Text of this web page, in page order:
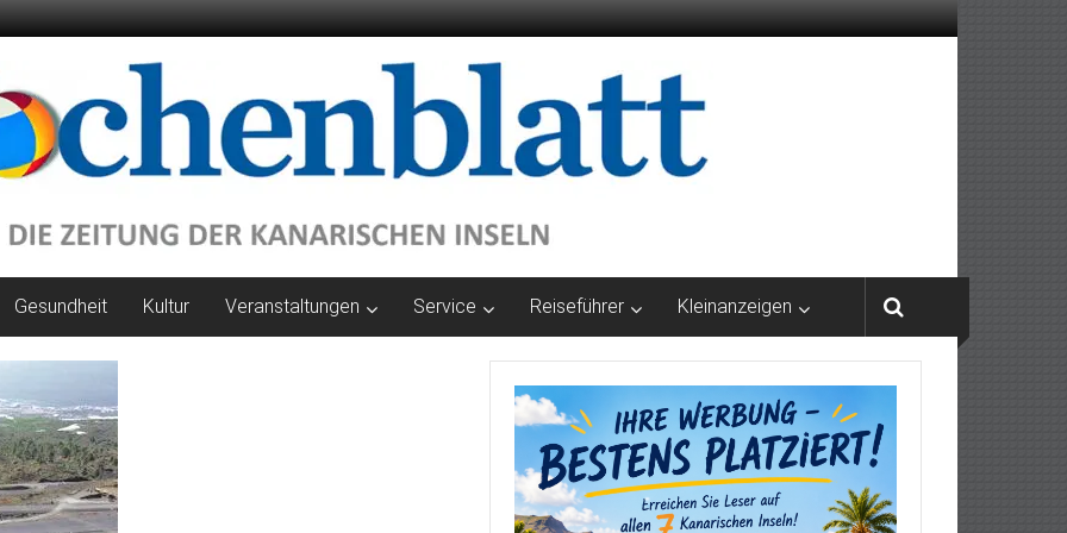
Gesundheit Kultur Veranstaltungen Service Reiseführer Kleinanzeigen